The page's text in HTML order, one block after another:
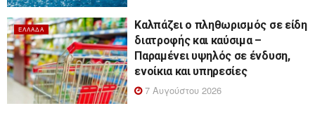
ΕΛΛΆΔΑ
Καλπάζει ο πληθωρισμός σε είδη
διατροφής και καύσιμα –
Παραμένει υψηλός σε ένδυση,
ενοίκια και υπηρεσίες
7 Αυγούστου 2026